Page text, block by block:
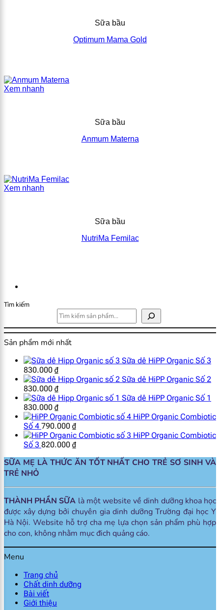
Sữa bầu
Optimum Mama Gold
Xem nhanh
Sữa bầu
Anmum Materna
Xem nhanh
Sữa bầu
NutriMa Femilac
Tìm kiếm
Sản phẩm mới nhất
Sữa dê HiPP Organic Số 3
830.000 ₫
Sữa dê HiPP Organic Số 2
830.000 ₫
Sữa dê HiPP Organic Số 1
830.000 ₫
HiPP Organic Combiotic
Số 4 790.000 ₫
HiPP Organic Combiotic
Số 3 820.000 ₫
SỮA MẸ LÀ THỨC ĂN TỐT NHẤT CHO TRẺ SƠ SINH VÀ
TRẺ NHỎ
THÀNH PHẦN SỮA là một website về dinh dưỡng khoa học
được xây dựng bởi chuyên gia dinh dưỡng Trường đại học Y
Hà Nội. Website hỗ trợ cha mẹ lựa chọn sản phẩm phù hợp
cho con, không nhằm mục đich quảng cáo.
Menu
Trang chủ
Chất dinh dưỡng
Bài viết
Giới thiệu